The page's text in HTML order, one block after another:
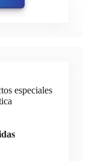
especiales